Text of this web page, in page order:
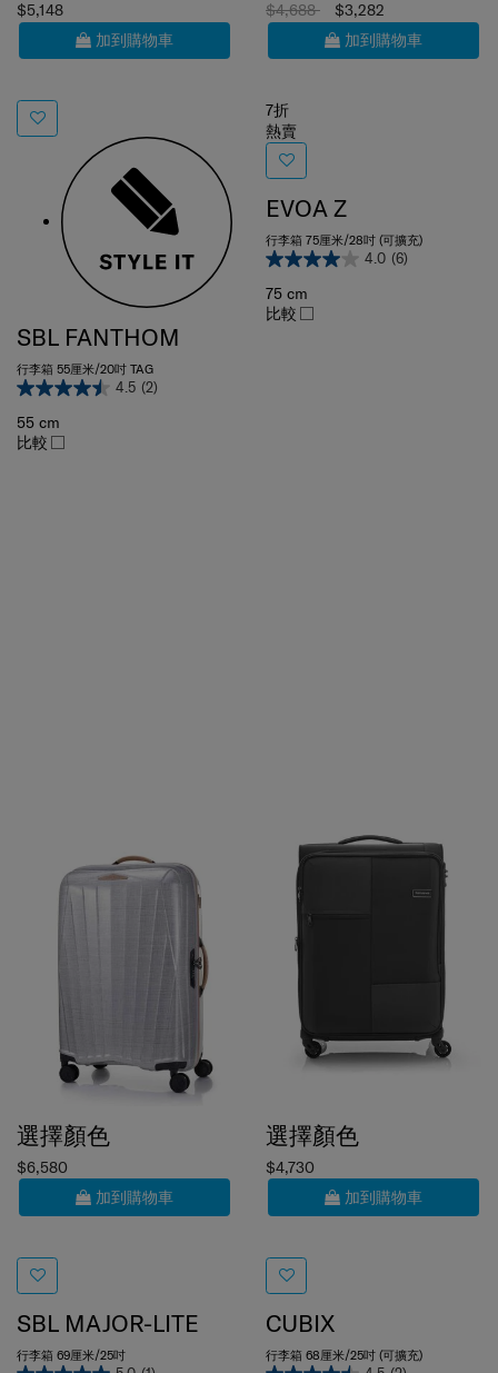
加到購物車
SBL FANTHOM
行李箱 55厘米/20吋 TAG
4.5 (2)
55 cm
比較
加到購物車
熱賣
EVOA Z
行李箱 75厘米/28吋 (可擴充)
4.0 (6)
75 cm
比較
$6,580
加到購物車
SBL MAJOR-LITE
行李箱 69厘米/25吋
5.0
$4,730
加到購物車
CUBIX
行李箱 68厘米/25吋 (可擴充)
4.5 (2)